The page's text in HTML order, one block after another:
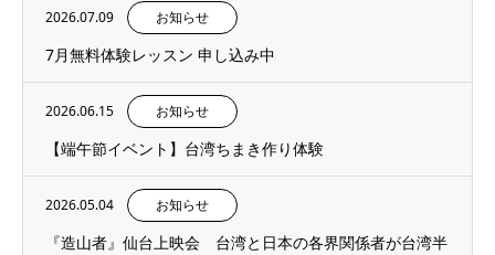
2026.07.09 お知らせ
7月無料体験レッスン 申し込み中
2026.06.15 お知らせ
【端午節イベント】台湾ちまき作り体験
2026.05.04 お知らせ
『造山者』仙台上映会 台湾と日本の各界関係者が台湾半